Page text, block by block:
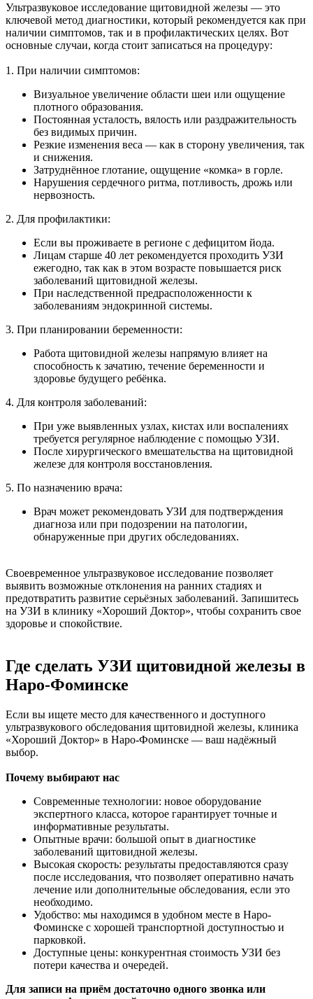
Ультразвуковое исследование щитовидной железы — это
ключевой метод диагностики, который рекомендуется как при
наличии симптомов, так и в профилактических целях. Вот
основные случаи, когда стоит записаться на процедуру:
1. При наличии симптомов:
Визуальное увеличение области шеи или ощущение
плотного образования.
Постоянная усталость, вялость или раздражительность
без видимых причин.
Резкие изменения веса — как в сторону увеличения, так
и снижения.
Затруднённое глотание, ощущение «комка» в горле.
Нарушения сердечного ритма, потливость, дрожь или
нервозность.
2. Для профилактики:
Если вы проживаете в регионе с дефицитом йода.
Лицам старше 40 лет рекомендуется проходить УЗИ
ежегодно, так как в этом возрасте повышается риск
заболеваний щитовидной железы.
При наследственной предрасположенности к
заболеваниям эндокринной системы.
3. При планировании беременности:
Работа щитовидной железы напрямую влияет на
способность к зачатию, течение беременности и
здоровье будущего ребёнка.
4. Для контроля заболеваний:
При уже выявленных узлах, кистах или воспалениях
требуется регулярное наблюдение с помощью УЗИ.
После хирургического вмешательства на щитовидной
железе для контроля восстановления.
5. По назначению врача:
Врач может рекомендовать УЗИ для подтверждения
диагноза или при подозрении на патологии,
обнаруженные при других обследованиях.
Своевременное ультразвуковое исследование позволяет
выявить возможные отклонения на ранних стадиях и
предотвратить развитие серьёзных заболеваний. Запишитесь
на УЗИ в клинику «Хороший Доктор», чтобы сохранить свое
здоровье и спокойствие.
Где сделать УЗИ щитовидной железы в
Наро-Фоминске
Если вы ищете место для качественного и доступного
ультразвукового обследования щитовидной железы, клиника
«Хороший Доктор» в Наро-Фоминске — ваш надёжный
выбор.
Почему выбирают нас
Современные технологии: новое оборудование
экспертного класса, которое гарантирует точные и
информативные результаты.
Опытные врачи: большой опыт в диагностике
заболеваний щитовидной железы.
Высокая скорость: результаты предоставляются сразу
после исследования, что позволяет оперативно начать
лечение или дополнительные обследования, если это
необходимо.
Удобство: мы находимся в удобном месте в Наро-
Фоминске с хорошей транспортной доступностью и
парковкой.
Доступные цены: конкурентная стоимость УЗИ без
потери качества и очередей.
Для записи на приём достаточно одного звонка или